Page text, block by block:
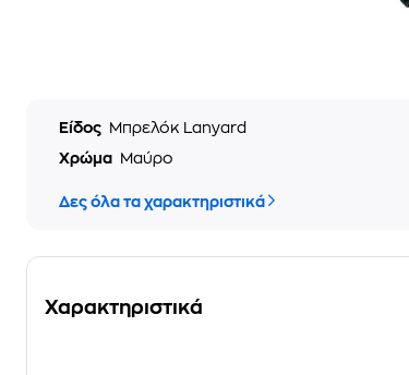
Είδος Μπρελόκ Lanyard
Χρώμα
Μαύρο
Δες όλα τα χαρακτηριστικά
Χαρακτηριστικά